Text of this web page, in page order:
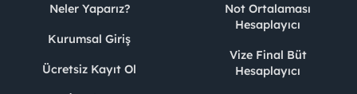
Neler Yaparız?
Kurumsal Giriş
Ücretsiz Kayıt Ol
Not Ortalaması
Hesaplayıcı
Vize Final Büt
Hesaplayıcı